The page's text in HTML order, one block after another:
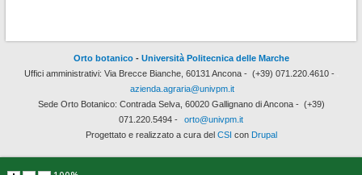
Orto botanico- Università Politecnica delle Marche
Uffici amministrativi: Via Brecce Bianche, 60131 Ancona - (+39) 071.220.4610 -
azienda.agraria@univpm.it
Sede Orto Botanico: Contrada Selva, 60020 Gallignano di Ancona - (+39)
071.220.5494 -
orto@univpm.it
Progettato e realizzato a cura del CSI con Drupal